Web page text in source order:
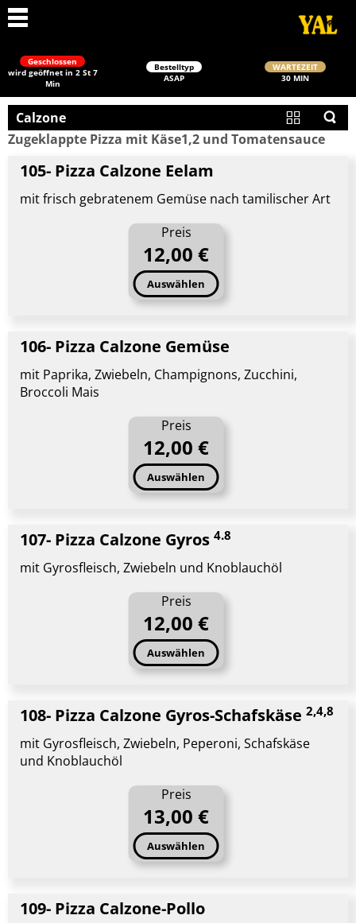
Geschlossen
wird geöffnet in 2 St 7
Min
Bestelltyp
ASAP
WARTEZEIT
30 MIN
Calzone
Zugeklappte Pizza mit Käse1,2 und Tomatensauce
105- Pizza Calzone Eelam
mit frisch gebratenem Gemüse nach tamilischer Art
Preis
12,00 €
Auswählen
106- Pizza Calzone Gemüse
mit Paprika, Zwiebeln, Champignons, Zucchini,
Broccoli Mais
Preis
12,00 €
Auswählen
107- Pizza Calzone Gyros 4.8
mit Gyrosfleisch, Zwiebeln und Knoblauchöl
Preis
12,00 €
Auswählen
108- Pizza Calzone Gyros-Schafskäse 2,4,8
mit Gyrosfleisch, Zwiebeln, Peperoni, Schafskäse
und Knoblauchöl
Preis
13,00 €
Auswählen
109- Pizza Calzone-Pollo